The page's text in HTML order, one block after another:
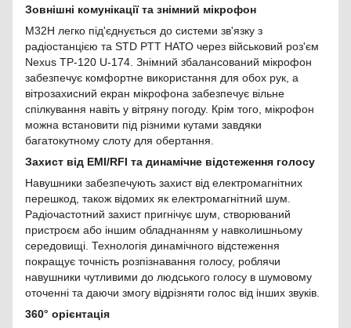
Зовнішні комунікації та знімний мікрофон
M32H легко під'єднується до системи зв'язку з
радіостанцією та STD PTT НАТО через військовий роз'єм
Nexus TP-120 U-174. Знімний збалансований мікрофон
забезпечує комфортне використання для обох рук, а
вітрозахисний екран мікрофона забезпечує вільне
спілкування навіть у вітряну погоду. Крім того, мікрофон
можна встановити під різними кутами завдяки
багатокутному слоту для обертання.
Захист від EMI/RFI та динамічне відстеження голосу
Навушники забезпечують захист від електромагнітних
перешкод, також відомих як електромагнітний шум.
Радіочастотний захист пригнічує шум, створюваний
пристроєм або іншим обладнанням у навколишньому
середовищі. Технологія динамічного відстеження
покращує точність розпізнавання голосу, роблячи
навушники чутливими до людського голосу в шумовому
оточенні та даючи змогу відрізняти голос від інших звуків.
360° орієнтація